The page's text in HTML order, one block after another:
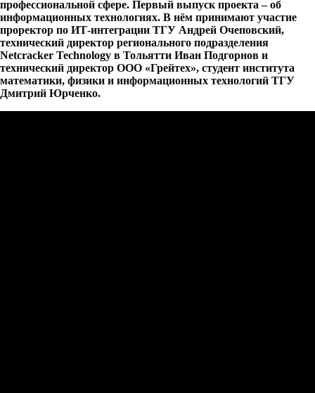
профессиональной сфере. Первый выпуск проекта – об
информационных технологиях. В нём принимают участие
проректор по ИТ-интеграции ТГУ Андрей Очеповский,
технический директор регионального подразделения
Netcracker Technology в Тольятти Иван Подгорнов и
технический директор ООО «Грейтех», студент института
математики, физики и информационных технологий ТГУ
Дмитрий Юрченко.